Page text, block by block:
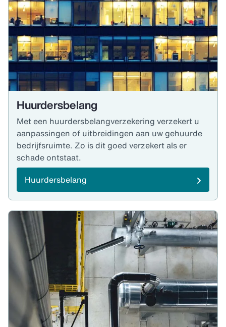
Huurdersbelang
Met een huurdersbelangverzekering verzekert u
aanpassingen of uitbreidingen aan uw gehuurde
bedrijfsruimte. Zo is dit goed verzekert als er
schade ontstaat.
Huurdersbelang